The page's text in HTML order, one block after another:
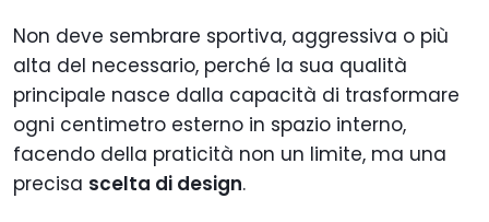
Non deve sembrare sportiva, aggressiva o più
alta del necessario, perché la sua qualità
principale nasce dalla capacità di trasformare
ogni centimetro esterno in spazio interno,
facendo della praticità non un limite, ma una
precisa scelta di design.